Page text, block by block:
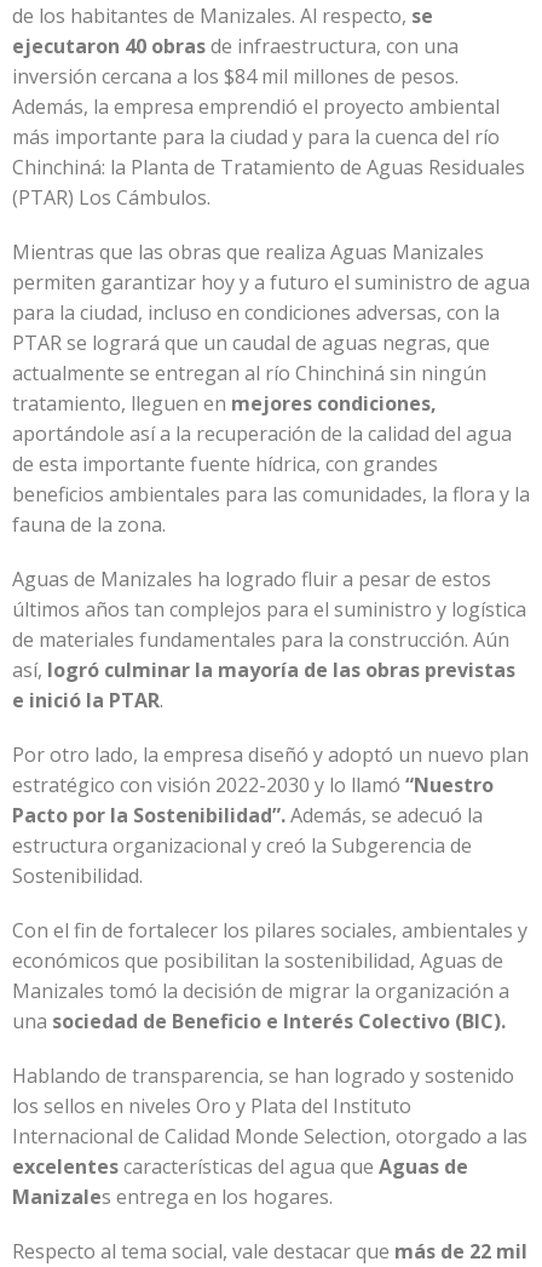
de los habitantes de Manizales. Al respecto, se
ejecutaron 40 obrasde infraestructura, con una
inversión cercana a los $84 mil millones de pesos.
Además, la empresa emprendió el proyecto ambiental
más importante para la ciudad y para la cuenca del río
Chinchiná: la Planta de Tratamiento de Aguas Residuales
(PTAR) Los Cámbulos.
Mientras que las obras que realiza Aguas Manizales
permiten garantizar hoy y a futuro el suministro de agua
para la ciudad, incluso en condiciones adversas, con la
PTAR se logrará que un caudal de aguas negras, que
actualmente se entregan al río Chinchiná sin ningún
tratamiento, lleguen en mejores condiciones,
aportándole así a la recuperación de la calidad del agua
de esta importante fuente hídrica, con grandes
beneficios ambientales para las comunidades, la flora y la
fauna de la zona.
Aguas de Manizales ha logrado fluir a pesar de estos
últimos años tan complejos para el suministro y logística
de materiales fundamentales para la construcción. Aún
así, logró culminar la mayoría de las obras previstas
e inició la PTAR.
Por otro lado, la empresa diseñó y adoptó un nuevo plan
estratégico con visión 2022-2030 y lo llamó “Nuestro
Pacto por la Sostenibilidad”.Además, se adecuó la
estructura organizacional y creó la Subgerencia de
Sostenibilidad.
Con el fin de fortalecer los pilares sociales, ambientales y
económicos que posibilitan la sostenibilidad, Aguas de
Manizales tomó la decisión de migrar la organización a
una sociedad de Beneficio e Interés Colectivo (BIC).
Hablando de transparencia, se han logrado y sostenido
los sellos en niveles Oro y Plata del Instituto
Internacional de Calidad Monde Selection, otorgado a las
excelentescaracterísticas del agua que Aguas de
Manizales entrega en los hogares.
Respecto al tema social, vale destacar que más de 22 mil